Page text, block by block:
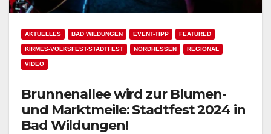
AKTUELLES BAD WILDUNGEN EVENT-TIPP FEATURED
KIRMES-VOLKSFEST-STADTFEST NORDHESSEN REGIONAL
VIDEO
Brunnenallee wird zur Blumen-
und Marktmeile: Stadtfest 2024 in
Bad Wildungen!